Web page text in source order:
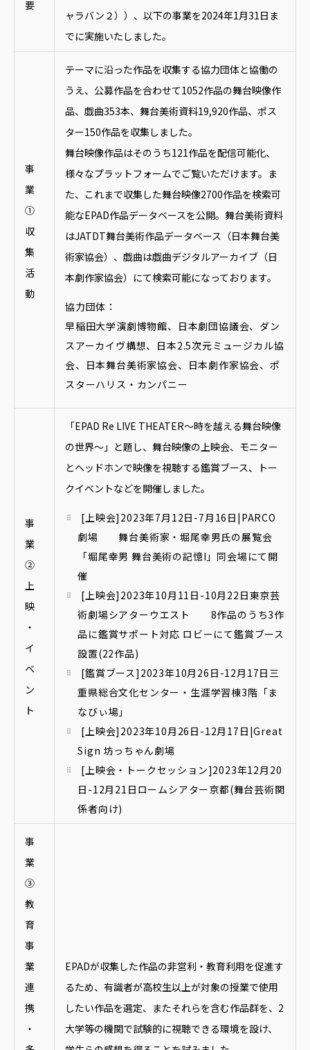
要
ャラバン２））、以下の事業を2024年1月31日ま
でに実施いたしました。
事
業
①
収
集
活
動
テーマに沿った作品を収集する協力団体と協働の
うえ、公募作品を合わせて1052作品の舞台映像作
品、戯曲353本、舞台美術資料19,920作品、ポス
ター150作品を収集しました。
舞台映像作品はそのうち121作品を配信可能化、
様々なプラットフォームでご覧いただけます。ま
た、これまで収集した舞台映像2700作品を検索可
能なEPAD作品データベースを公開。舞台美術資料
はJATDT舞台美術作品データベース（日本舞台美
術家協会）、戯曲は戯曲デジタルアーカイブ（日
本劇作家協会）にて検索可能になっております。
協力団体：
早稲田大学演劇博物館、日本劇団協議会、ダン
スアーカイヴ構想、日本2.5次元ミュージカル協
会、日本舞台美術家協会、日本劇作家協会、ポ
スターハリス・カンパニー
事
業
②
上
映
・
イ
ベ
ン
ト
「EPAD Re LIVE THEATER〜時を越える舞台映像
の世界〜」と題し、舞台映像の上映会、モニター
とヘッドホンで映像を視聴する鑑賞ブース、トー
クイベントなどを開催しました。
[上映会]2023年7月12日-7月16日|PARCO
劇場 舞台美術家・堀尾幸男氏の展覧会
「堀尾幸男 舞台美術の記憶I」同会場にて開
催
[上映会]2023年10月11日-10月22日東京芸
術劇場シアターウエスト 8作品のうち3作
品に鑑賞サポート対応 ロビーにて鑑賞ブース
設置(22作品)
[鑑賞ブース]2023年10月26日-12月17日三
重県総合文化センター・生涯学習棟3階「ま
なびぃ場」
[上映会]2023年10月26日-12月17日|Great
Sign 坊っちゃん劇場
[上映会・トークセッション]2023年12月20
日-12月21日ロームシアター京都(舞台芸術関
係者向け)
事
業
③
教
育
事
業
連
携
・
EPADが収集した作品の非営利・教育利用を促進す
るため、有識者が高校生以上が対象の授業で使用
したい作品を選定、またそれらを含む作品群を、2
大学等の機関で試験的に視聴できる環境を設け、